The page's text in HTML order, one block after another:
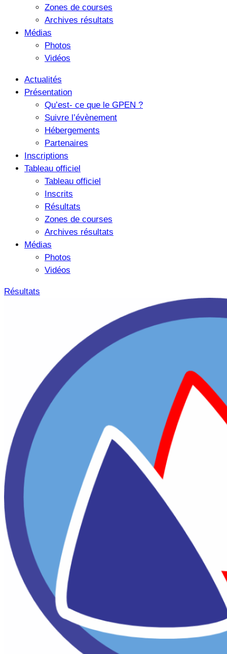
Zones de courses
Archives résultats
Médias
Photos
Vidéos
Actualités
Présentation
Qu’est- ce que le GPEN ?
Suivre l’évènement
Hébergements
Partenaires
Inscriptions
Tableau officiel
Tableau officiel
Inscrits
Résultats
Zones de courses
Archives résultats
Médias
Photos
Vidéos
Résultats